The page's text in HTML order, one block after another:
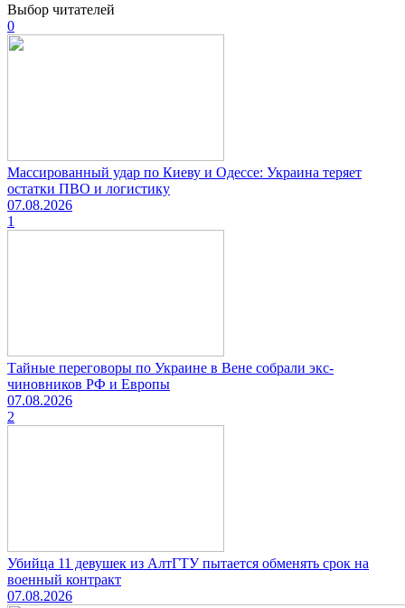
Выбор читателей
0
Массированный удар по Киеву и Одессе: Украина теряет
остатки ПВО и логистику
07.08.2026
1
Тайные переговоры по Украине в Вене собрали экс-
чиновников РФ и Европы
07.08.2026
2
Убийца 11 девушек из АлтГТУ пытается обменять срок на
военный контракт
07.08.2026